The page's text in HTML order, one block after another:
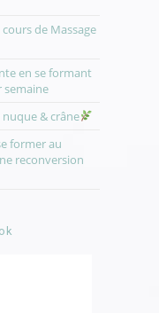
de Massage
en se formant
semaine
nuque & crâne
former au
reconversion